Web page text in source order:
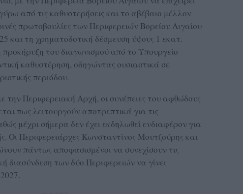
από τις καθυστερήσεις και το αβέβαιο μέλλον
πρωτοβουλίες των Περιφερειών Βορείου Αιγαίου
και τη χρηματοδοτική δέσμευση ύψους 1 εκατ.
του διαγωνισμού από το Υπουργείο
καθυστέρηση, οδηγώντας ουσιαστικά σε
περιόδου.
Περιφερειακή Αρχή, οι συνέπειες του αφθώδους
πως λειτουργούν αποτρεπτικά για τις
μέχρι σήμερα δεν έχει εκδηλωθεί ενδιαφέρον για
Οι Περιφερειάρχες Κωνσταντίνος Μουτζούρης και
πάντως αποφασισμένοι να συνεχίσουν τις
διασύνδεση των δύο Περιφερειών να γίνει